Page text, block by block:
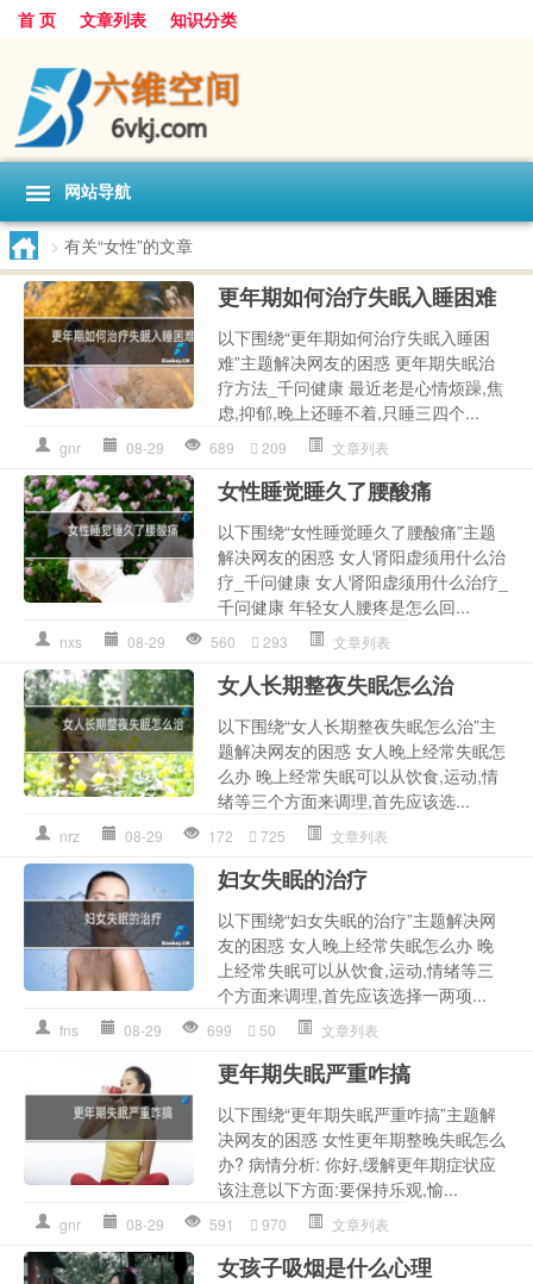
首 页 文章列表 知识分类
网站导航
> 有关“女性”的文章
更年期如何治疗失眠入睡困难
以下围绕“更年期如何治疗失眠入睡困
难”主题解决网友的困惑 更年期失眠治
疗方法_千问健康 最近老是心情烦躁,焦
虑,抑郁,晚上还睡不着,只睡三四个...
gnr 08-29 689 209 文章列表
女性睡觉睡久了腰酸痛
以下围绕“女性睡觉睡久了腰酸痛”主题
解决网友的困惑 女人肾阳虚须用什么治
疗_千问健康 女人肾阳虚须用什么治疗_
千问健康 年轻女人腰疼是怎么回...
nxs 08-29 560 293 文章列表
女人长期整夜失眠怎么治
以下围绕“女人长期整夜失眠怎么治”主
题解决网友的困惑 女人晚上经常失眠怎
么办 晚上经常失眠可以从饮食,运动,情
绪等三个方面来调理,首先应该选...
nrz 08-29 172 725 文章列表
妇女失眠的治疗
以下围绕“妇女失眠的治疗”主题解决网
友的困惑 女人晚上经常失眠怎么办 晚
上经常失眠可以从饮食,运动,情绪等三
个方面来调理,首先应该选择一两项...
fns 08-29 699 50 文章列表
更年期失眠严重咋搞
以下围绕“更年期失眠严重咋搞”主题解
决网友的困惑 女性更年期整晚失眠怎么
办? 病情分析: 你好,缓解更年期症状应
该注意以下方面:要保持乐观,愉...
gnr 08-29 591 970 文章列表
女孩子吸烟是什么心理